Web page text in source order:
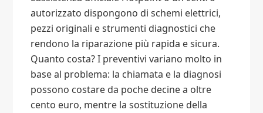
autorizzato dispongono di schemi elettrici,
pezzi originali e strumenti diagnostici che
rendono la riparazione più rapida e sicura.
Quanto costa? I preventivi variano molto in
base al problema: la chiamata e la diagnosi
possono costare da poche decine a oltre
cento euro, mentre la sostituzione della